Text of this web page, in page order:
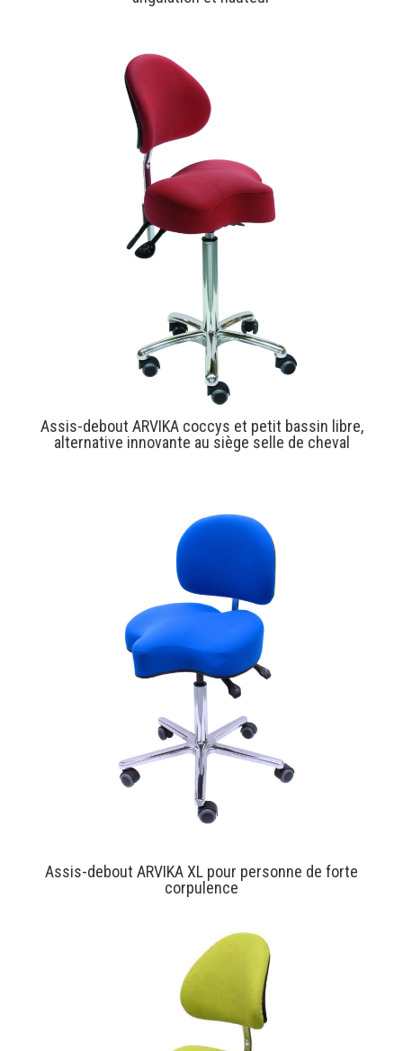
Assis-debout ARVIKA coccys et petit bassin libre,
alternative innovante au siège selle de cheval
Assis-debout ARVIKA XL pour personne de forte
corpulence